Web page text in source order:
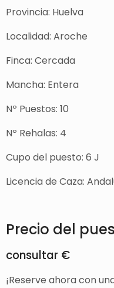
Provincia: Huelva
Localidad: Aroche
Finca: Cercada
Mancha: Entera
Nº Puestos: 10
Nº Rehalas: 4
Cupo del puesto: 6 J
Licencia de Caza:
Precio del
consultar €
¡Reserve ahora con